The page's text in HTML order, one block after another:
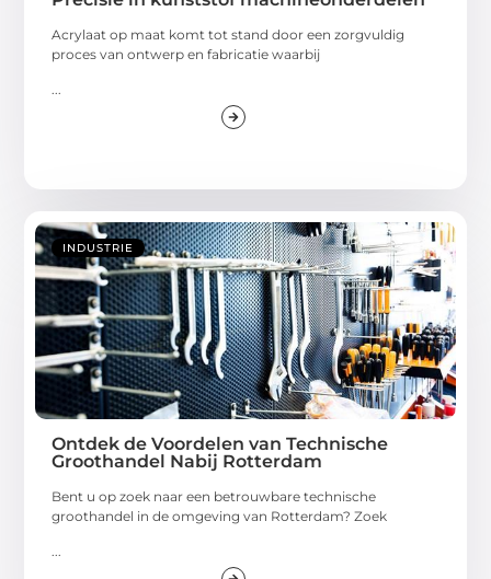
Acrylaat op maat komt tot stand door een zorgvuldig
proces van ontwerp en fabricatie waarbij
...
INDUSTRIE
Ontdek de Voordelen van Technische
Groothandel Nabij Rotterdam
Bent u op zoek naar een betrouwbare technische
groothandel in de omgeving van Rotterdam? Zoek
...